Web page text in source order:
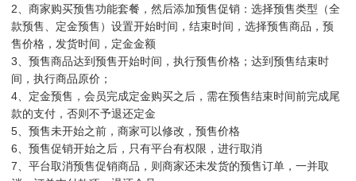
2、商家购买预售功能套餐，然后添加预售促销：选择预售类型（全
款预售、定金预售）设置开始时间，结束时间，选择预售商品，预
售价格，发货时间，定金金额
3、预售商品达到预售开始时间，执行预售价格；达到预售结束时
间，执行商品原价；
4、定金预售，会员完成定金购买之后，需在预售结束时间前完成尾
款的支付，否则不予退还定金
5、预售未开始之前，商家可以修改，预售价格
6、预售促销开始之后，只有平台有权限，进行取消
7、平台取消预售促销商品，则商家还未发货的预售订单，一并取